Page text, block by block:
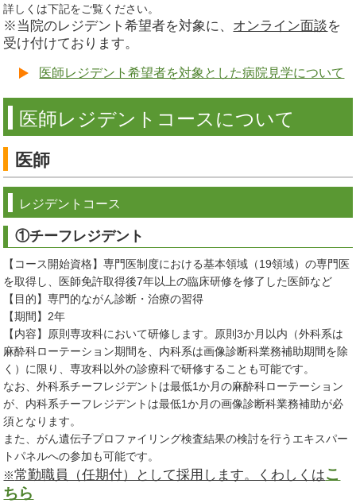
詳しくは下記をご覧ください。
※当院のレジデント希望者を対象に、 オンライン面談を
受け付けております。
医師レジデント希望者を対象とした病院見学について
医師レジデントコースについて
医師
レジデントコース
①チーフレジデント
【コース開始資格】専門医制度における基本領域（19領域）の専門医
を取得し、医師免許取得後7年以上の臨床研修を修了した医師など
【目的】専門的ながん診断・治療の習得
【期間】2年
【内容】原則専攻科において研修します。原則3か月以内（外科系は
麻酔科ローテーション期間を、内科系は画像診断科業務補助期間を除
く）に限り、専攻科以外の診療科で研修することも可能です。
なお、外科系チーフレジデントは最低1か月の麻酔科ローテーション
が、内科系チーフレジデントは最低1か月の画像診断科業務補助が必
須となります。
また、がん遺伝子プロファイリング検査結果の検討を行うエキスパー
トパネルへの参加も可能です。
※常勤職員（任期付）として採用します。くわしくはこ
ちら